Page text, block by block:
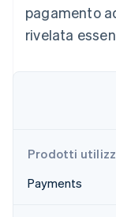
Atlas
Costituzione
Verifica
pagamento
rivelata
Prodotti
Payments